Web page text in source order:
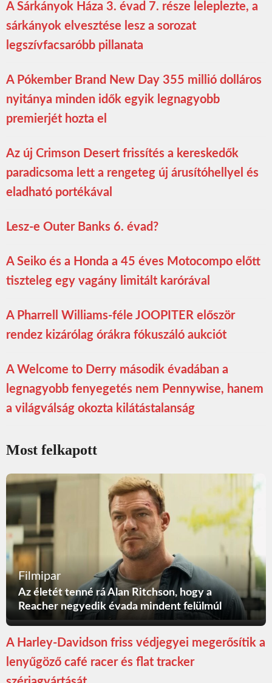
A Sárkányok Háza 3. évad 7. része leleplezte, a
sárkányok elvesztése lesz a sorozat
legszívfacsaróbb pillanata
A Pókember Brand New Day 355 millió dolláros
nyitánya minden idők egyik legnagyobb
premierjét hozta el
Az új Crimson Desert frissítés a kereskedők
paradicsoma lett a rengeteg új árusítóhellyel és
eladható portékával
Lesz-e Outer Banks 6. évad?
A Seiko és a Honda a 45 éves Motocompo előtt
tiszteleg egy vagány limitált karórával
A Pharrell Williams-féle JOOPITER először
rendez kizárólag órákra fókuszáló aukciót
A Welcome to Derry második évadában a
legnagyobb fenyegetés nem Pennywise, hanem
a világválság okozta kilátástalanság
Most felkapott
Filmipar
Az életét tenné rá Alan Ritchson, hogy a
Reacher negyedik évada mindent felülmúl
A Harley-Davidson friss védjegyei megerősítik a
lenyűgöző café racer és flat tracker